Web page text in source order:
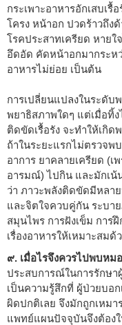
กระเพาะอาหารอักเสบเ
โครง หน้าอก ปวดร้าวถึง
โรคประสาทเครียด หายใ
อึดอัด คัดหน้าอกมากระห
อาหารไม่ย่อย เป็นต้น
การเปลี่ยนแปลงในระดับ
พยาธิสภาพใดๆ แต่เมื่อทิ้
ติดขัดเรื้อรัง จะทำให้เกิ
ถ้าในระยะแรกไม่ตรวจพ
อาการ ยาคลายเครียด (
อารมณ์) ไปกิน และมักเน้
ว่า ภาวะพลังติดขัดมีหลา
และจิตใจควบคู่กัน ระบา
สมุนไพร การฝังเข็ม กา
เรื่องอาหารให้เหมาะสมด้
๙. เมื่อไรจึงควรไปพบห
ประสบการณ์ในการรักษ
เป็นความรู้สึกที่ ผู้ป่วยบอ
ผิดปกติเลย จึงมักถูกเหมา
แพทย์แผนปัจจุบันจึงต้องใ